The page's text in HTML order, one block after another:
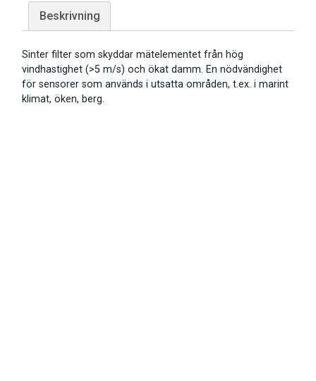
Beskrivning
Sinter filter som skyddar mätelementet från hög
vindhastighet (>5 m/s) och ökat damm. En nödvändighet
för sensorer som används i utsatta områden, t.ex. i marint
klimat, öken, berg.